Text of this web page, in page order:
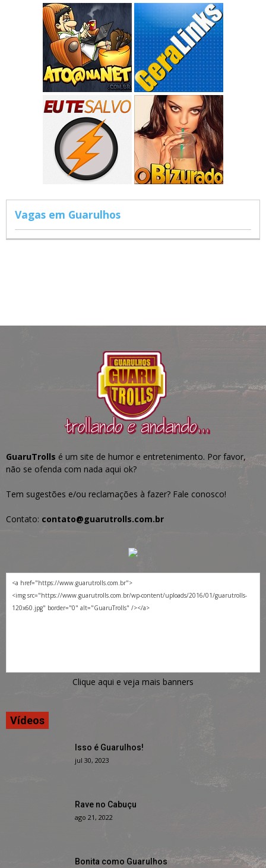
Vagas em Guarulhos
GuaruTrolls é um site de humor e entretenimento. Por favor,
não se ofenda com nada aqui ok?
Tem sugestões e/ou reclamações à fazer? Fale conosco!
Contato: contato@guarutrolls.com.br
Clique aqui e veja mais banners
Vídeos
Isso é Guarulhos!
jul 30, 2023
Rave no Cabuçu
ago 21, 2022
Bonita como Guarulhos